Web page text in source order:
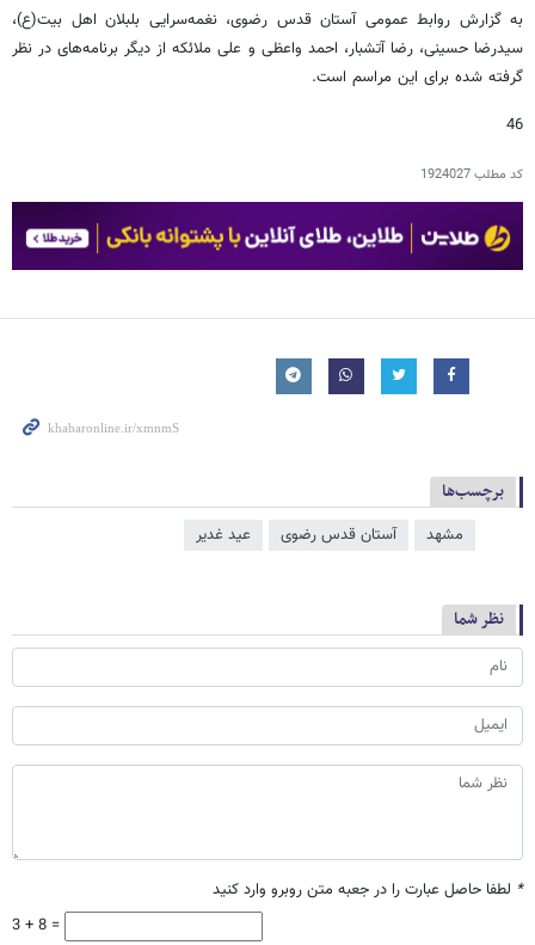
به گزارش روابط عمومی آستان قدس رضوی، نغمه‌سرایی بلبلان اهل بیت(ع)،
سیدرضا حسینی، رضا آتشبار، احمد واعظی و علی ملائکه از دیگر برنامه‌های در نظر
گرفته شده برای این مراسم است.
46
کد مطلب1924027
برچسب‌ها
مشهد آستان قدس رضوی عید غدیر
نظر شما
* لطفا حاصل عبارت را در جعبه متن روبرو وارد کنید
3 + 8 =